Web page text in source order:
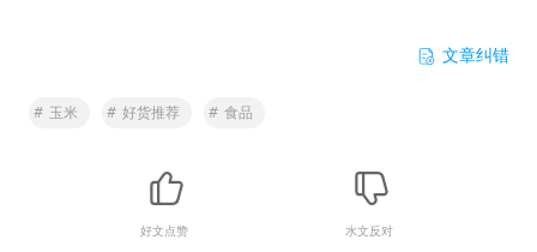
文章纠错
# 玉米 # 好货推荐 # 食品
好文点赞 水文反对